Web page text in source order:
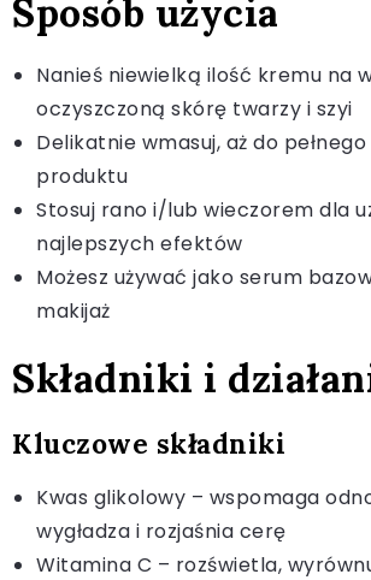
Sposób użycia
Nanieś niewielką ilość kremu na
oczyszczoną skórę twarzy i szyi
Delikatnie wmasuj, aż do
produktu
Stosuj rano i/lub wieczorem dla
najlepszych efektów
Możesz używać jako serum
makijaż
Składniki i
Kluczowe składniki
Kwas glikolowy – wspomaga
wygładza i rozjaśnia cerę
Witamina C – rozświetla,